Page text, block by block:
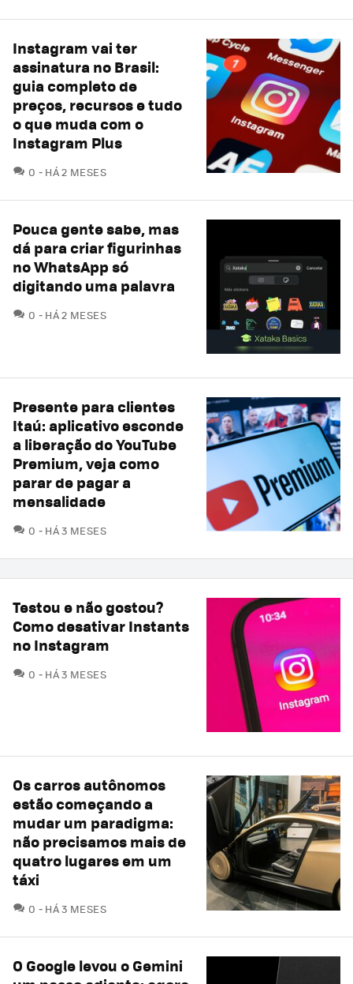
Instagram vai ter
assinatura no Brasil:
guia completo de
preços, recursos e tudo
o que muda com o
Instagram Plus
0 COMENTÁRIOS
HÁ 2 MESES
Pouca gente sabe, mas
dá para criar figurinhas
no WhatsApp só
digitando uma palavra
0 COMENTÁRIOS
HÁ 2 MESES
Presente para clientes
Itaú: aplicativo esconde
a liberação do YouTube
Premium, veja como
parar de pagar a
mensalidade
0 COMENTÁRIOS
HÁ 3 MESES
Testou e não gostou?
Como desativar Instants
no Instagram
0 COMENTÁRIOS
HÁ 3 MESES
Os carros autônomos
estão começando a
mudar um paradigma:
não precisamos mais de
quatro lugares em um
táxi
0 COMENTÁRIOS
HÁ 3 MESES
O Google levou o Gemini